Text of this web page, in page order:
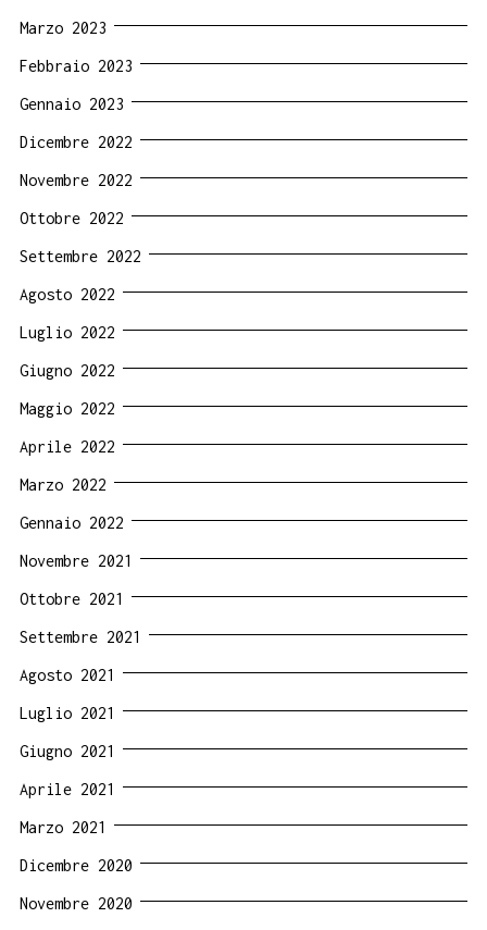
Marzo 2023
Febbraio 2023
Gennaio 2023
Dicembre 2022
Novembre 2022
Ottobre 2022
Settembre 2022
Agosto 2022
Luglio 2022
Giugno 2022
Maggio 2022
Aprile 2022
Marzo 2022
Gennaio 2022
Novembre 2021
Ottobre 2021
Settembre 2021
Agosto 2021
Luglio 2021
Giugno 2021
Aprile 2021
Marzo 2021
Dicembre 2020
Novembre 2020